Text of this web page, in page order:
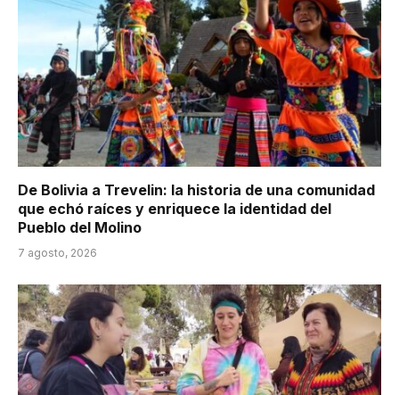
De Bolivia a Trevelin: la historia de una comunidad
que echó raíces y enriquece la identidad del
Pueblo del Molino
7 agosto, 2026